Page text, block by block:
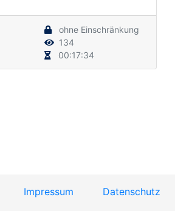
ohne Einschränkung
134
00:17:34
Impressum Datenschutz